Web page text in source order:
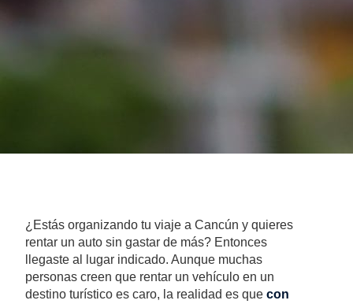
¿Estás organizando tu viaje a Cancún y quieres
rentar un auto sin gastar de más? Entonces
llegaste al lugar indicado. Aunque muchas
personas creen que rentar un vehículo en un
destino turístico es caro, la realidad es quecon